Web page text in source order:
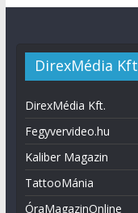
DirexMédia Kft
DirexMédia Kft.
Fegyvervideo.hu
Kaliber Magazin
TattooMánia
ÓraMagazinOnline